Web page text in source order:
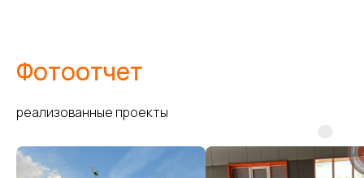
Фотоотчет
реализованные проекты